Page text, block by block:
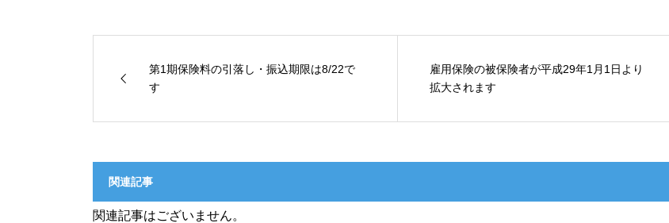
第1期保険料の引落し・振込期限は8/22で
す
雇用保険の被保険者が平成29年1月1日より
拡大されます
関連記事
関連記事はございません。